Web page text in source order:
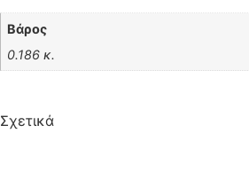
Βάρος
0.186 κ.
Σχετικά